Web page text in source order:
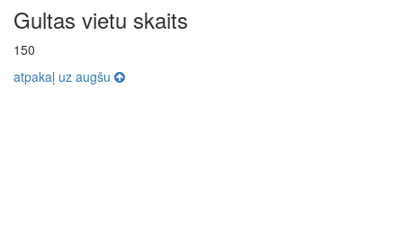
Gultas vietu skaits
150
atpakaļ uz augšu